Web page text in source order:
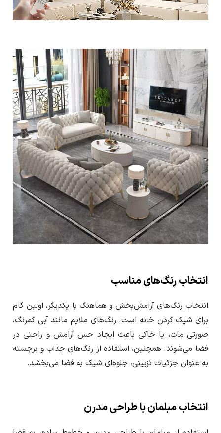
انتخاب رنگ‌های مناسب
انتخاب رنگ‌های آرامش‌بخش و هماهنگ با یکدیگر، اولین گام
برای شیک کردن خانه است. رنگ‌های ملایم مانند آبی کمرنگ،
صورتی مات، یا خاکی باعث ایجاد حس آرامش و راحتی در
فضا می‌شوند. همچنین، استفاده از رنگ‌های جذاب و برجسته
به عنوان جزئیات تزیینی، جلوه‌ای شیک به فضا می‌بخشد.
انتخاب مبلمان با طراحی مدرن